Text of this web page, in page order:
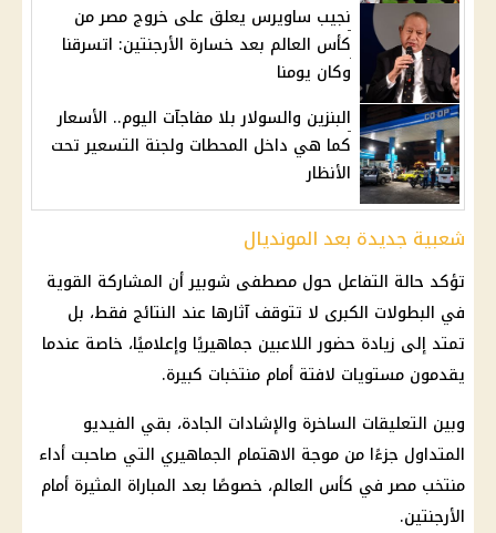
نجيب ساويرس يعلق على خروج مصر من
كأس العالم بعد خسارة الأرجنتين: اتسرقنا
وكان يومنا
البنزين والسولار بلا مفاجآت اليوم.. الأسعار
كما هي داخل المحطات ولجنة التسعير تحت
الأنظار
شعبية جديدة بعد المونديال
تؤكد حالة التفاعل حول مصطفى شوبيرأن المشاركة القوية
في البطولات الكبرى لا تتوقف آثارها عند النتائج فقط، بل
تمتد إلى زيادة حضور اللاعبين جماهيريًا وإعلاميًا، خاصة عندما
يقدمون مستويات لافتة أمام منتخبات كبيرة.
وبين التعليقات الساخرة والإشادات الجادة، بقي الفيديو
المتداول جزءًا من موجة الاهتمام الجماهيري التي صاحبت أداء
منتخب مصر في كأس العالم، خصوصًا بعد المباراة المثيرة أمام
الأرجنتين.